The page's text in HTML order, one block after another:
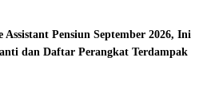
Assistant Pensiun September 2026, Ini
dan Daftar Perangkat Terdampak